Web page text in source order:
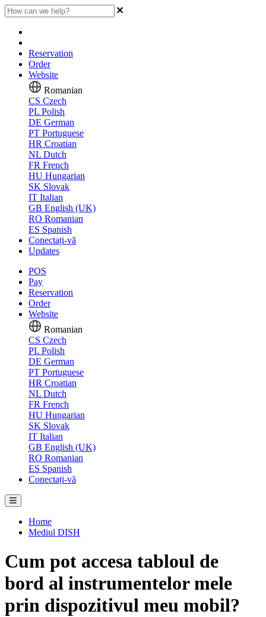
Reservation
Order
Website
Romanian
CS Czech
PL Polish
DE German
PT Portuguese
HR Croatian
NL Dutch
FR French
HU Hungarian
SK Slovak
IT Italian
GB English (UK)
RO Romanian
ES Spanish
Conectați-vă
Updates
POS
Pay
Reservation
Order
Website
Romanian
CS Czech
PL Polish
DE German
PT Portuguese
HR Croatian
NL Dutch
FR French
HU Hungarian
SK Slovak
IT Italian
GB English (UK)
RO Romanian
ES Spanish
Conectați-vă
Home
Mediul DISH
Cum pot accesa tabloul de
bord al instrumentelor mele
prin dispozitivul meu mobil?